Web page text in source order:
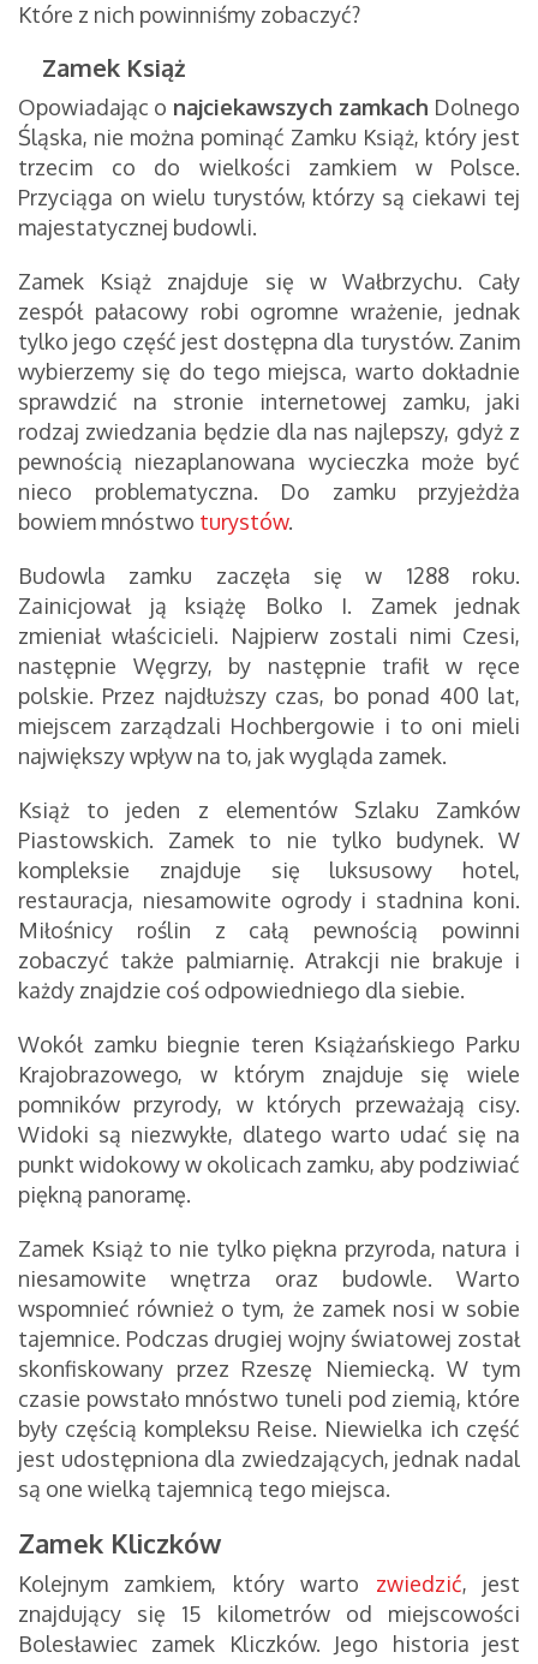
Które z nich powinniśmy zobaczyć?
Zamek Książ
Opowiadając o najciekawszych zamkach Dolnego
Śląska, nie można pominąć Zamku Książ, który jest
trzecim co do wielkości zamkiem w Polsce.
Przyciąga on wielu turystów, którzy są ciekawi tej
majestatycznej budowli.
Zamek Książ znajduje się w Wałbrzychu. Cały
zespół pałacowy robi ogromne wrażenie, jednak
tylko jego część jest dostępna dla turystów. Zanim
wybierzemy się do tego miejsca, warto dokładnie
sprawdzić na stronie internetowej zamku, jaki
rodzaj zwiedzania będzie dla nas najlepszy, gdyż z
pewnością niezaplanowana wycieczka może być
nieco problematyczna. Do zamku przyjeżdża
bowiem mnóstwo turystów.
Budowla zamku zaczęła się w 1288 roku.
Zainicjował ją książę Bolko I. Zamek jednak
zmieniał właścicieli. Najpierw zostali nimi Czesi,
następnie Węgrzy, by następnie trafił w ręce
polskie. Przez najdłuższy czas, bo ponad 400 lat,
miejscem zarządzali Hochbergowie i to oni mieli
największy wpływ na to, jak wygląda zamek.
Książ to jeden z elementów Szlaku Zamków
Piastowskich. Zamek to nie tylko budynek. W
kompleksie znajduje się luksusowy hotel,
restauracja, niesamowite ogrody i stadnina koni.
Miłośnicy roślin z całą pewnością powinni
zobaczyć także palmiarnię. Atrakcji nie brakuje i
każdy znajdzie coś odpowiedniego dla siebie.
Wokół zamku biegnie teren Książańskiego Parku
Krajobrazowego, w którym znajduje się wiele
pomników przyrody, w których przeważają cisy.
Widoki są niezwykłe, dlatego warto udać się na
punkt widokowy w okolicach zamku, aby podziwiać
piękną panoramę.
Zamek Książ to nie tylko piękna przyroda, natura i
niesamowite wnętrza oraz budowle. Warto
wspomnieć również o tym, że zamek nosi w sobie
tajemnice. Podczas drugiej wojny światowej został
skonfiskowany przez Rzeszę Niemiecką. W tym
czasie powstało mnóstwo tuneli pod ziemią, które
były częścią kompleksu Reise. Niewielka ich część
jest udostępniona dla zwiedzających, jednak nadal
są one wielką tajemnicą tego miejsca.
Zamek Kliczków
Kolejnym zamkiem, który warto zwiedzić, jest
znajdujący się 15 kilometrów od miejscowości
Bolesławiec zamek Kliczków. Jego historia jest